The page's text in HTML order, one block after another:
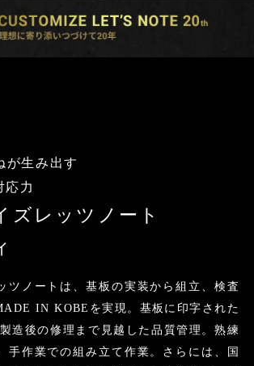
が生み出す
応力
ズレッツノート
ツノートは、基板の実装から組立、検査
IN KOBEを実現。基板に印字された
造後の修理まで見越した品質管理。熟練
手作業での組み立て作業。さらには、国